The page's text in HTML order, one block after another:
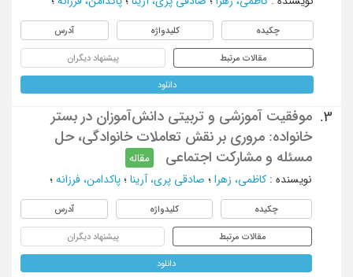
چکیده کلیدواژه آدرس
مقالات مرتبط پیشنهاد دیگران
دانلود
3.
موفقیت آموزشی و تربیتی دانش‌آموزان در بستر
خانواده: مروری بر نقش تعاملات خانوادگی، حل
مسئله و مشارکت اجتماعی
مقاله
نویسنده : کاظمی، زهرا ؛ صادقی پری، آرینا ؛ پاکدامن، فرزانه ؛
چکیده کلیدواژه آدرس
مقالات مرتبط پیشنهاد دیگران
دانلود